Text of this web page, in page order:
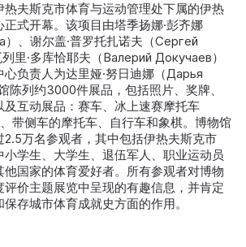
夫斯克市体育与运动管理处下属的伊热
式开幕。该项目由塔季扬娜·彭齐娜
）、谢尔盖·普罗托扎诺夫（Сергей
里·多库恰耶夫（Валерий Докучаев）
负责人为达里娅·努日迪娜（Дарья
列约3000件展品，包括照片、奖牌、
互动展品：赛车、冰上速赛摩托车
带侧车的摩托车、自行车和象棋。博物馆
2.5万名参观者，其中包括伊热夫斯克市
小学生、大学生、退伍军人、职业运动员
他国家的体育爱好者。所有参观者对博物
价主题展览中呈现的有趣信息，并肯定
存城市体育成就史方面的作用。